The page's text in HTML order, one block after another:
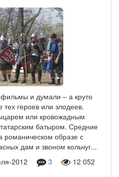
и думали – а круто
героев или злодеев.
или кровожадным
батыром. Средние
романическом образе с
дам и звоном кольчуг...
2012
3 12 052